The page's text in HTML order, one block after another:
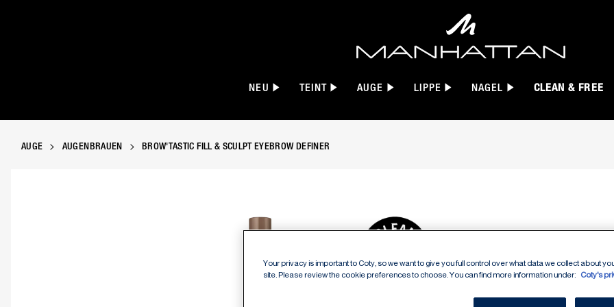
NEU TEINT AUGE LIPPE NAGEL CLEAN & FREE
AUGE AUGENBRAUEN BROW'TASTIC FILL & SCULPT EYEBROW DEFINER
SCULPT
Your privacy is important to Coty, so we want to give you full control over what data we collect about
site. Please review the cookie preferences to choose. You can find more information under:
Coty's